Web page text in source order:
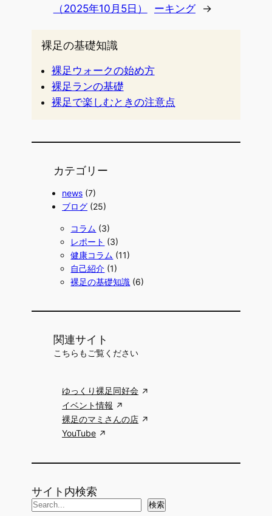
（2025年10月5日）
ーキング
→
裸足の基礎知識
裸足ウォークの始め方
裸足ランの基礎
裸足で楽しむときの注意点
カテゴリー
news (7)
ブログ (25)
コラム (3)
レポート (3)
健康コラム (11)
自己紹介 (1)
裸足の基礎知識 (6)
関連サイト
こちらもご覧ください
ゆっくり裸足同好会
イベント情報
裸足のマミさんの店
YouTube
サイト内検索
検
検索